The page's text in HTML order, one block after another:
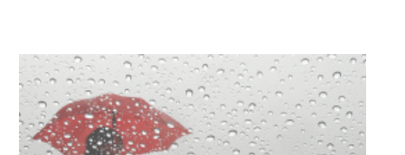
Clases de Muai Thai en Complejo
Charrúa
03-08-2026
NOTICIAS